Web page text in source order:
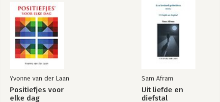
Yvonne van der Laan
Positiefjes voor
elke dag
Sam Afram
Uit liefde en
diefstal